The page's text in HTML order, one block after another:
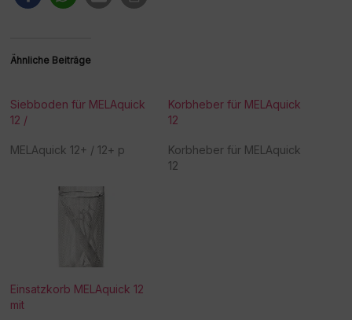
Ähnliche Beiträge
Siebboden für MELAquick
12 /
MELAquick 12+ / 12+ p
Korbheber für MELAquick
12
Korbheber für MELAquick
12
Einsatzkorb MELAquick 12
mit